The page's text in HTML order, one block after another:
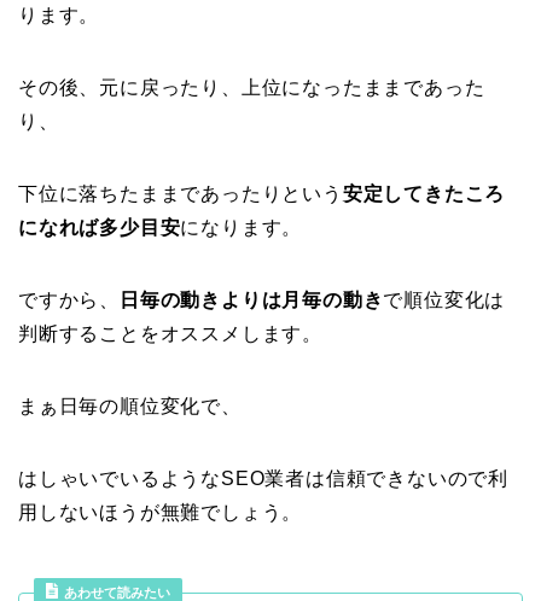
ります。
その後、元に戻ったり、上位になったままであった
り、
下位に落ちたままであったりという 安定してきたころ
になれば多少目安になります。
ですから、 日毎の動きよりは月毎の動きで順位変化は
判断することをオススメします。
まぁ日毎の順位変化で、
はしゃいでいるようなSEO業者は信頼できないので利
用しないほうが無難でしょう。
あわせて読みたい